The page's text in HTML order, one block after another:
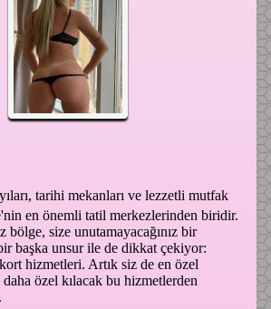
tarihi mekanları ve lezzetli mutfak
en önemli tatil merkezlerinden biridir.
bölge, size unutamayacağınız bir
başka unsur ile de dikkat çekiyor:
hizmetleri. Artık siz de en özel
daha özel kılacak bu hizmetlerden